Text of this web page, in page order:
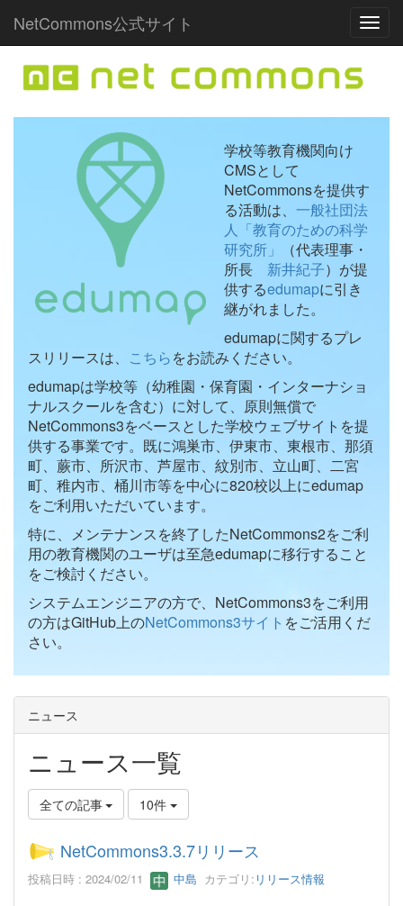
NetCommons公式サイト
学校等教育機関向け
CMSとして
NetCommonsを提供す
る活動は、 一般社団法
人「教育のための科学
研究所」
（代表理事・
所長 新井紀子）が提
供するedumapに引き
継がれました。
edumapに関するプレ
スリリースは、 こちらをお読みください。
edumapは学校等（幼稚園・保育園・インターナショ
ナルスクールを含む）に対して、原則無償で
NetCommons3をベースとした学校ウェブサイトを提
供する事業です。既に鴻巣市、伊東市、東根市、那須
町、蕨市、所沢市、芦屋市、紋別市、立山町、二宮
町、稚内市、桶川市等を中心に820校以上にedumap
をご利用いただいています。
特に、メンテナンスを終了したNetCommons2をご利
用の教育機関のユーザは至急edumapに移行すること
をご検討ください。
システムエンジニアの方で、NetCommons3をご利用
の方はGitHub上のNetCommons3サイト をご活用くだ
さい。
ニュース
ニュース一覧
全ての記事 10件
NetCommons3.3.7リリース
投稿日時 : 2024/02/11 中島 カテゴリ: リリース情報